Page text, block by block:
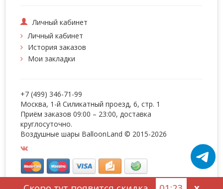
Личный кабинет
Личный кабинет
История заказов
Мои закладки
+7 (499) 346-71-99
Москва, 1-й Силикатный проезд, 6, стр. 1
Приём заказов 09:00 – 23:00, доставка
круглосуточно.
Воздушные шары BalloonLand © 2015-2026